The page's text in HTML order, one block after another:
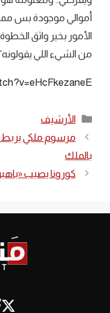
أموالي موجودة بس
من الشيء اللي
التصنيفات
الأرشيف
مرسوم ملكي يربط
بالملك
كورونا يصيب «باهبري»